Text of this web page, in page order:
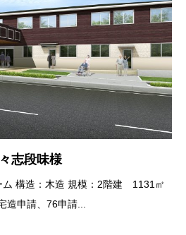
志段味様
ム 構造：木造 規模：2階建 1131㎡
造申請、76申請...